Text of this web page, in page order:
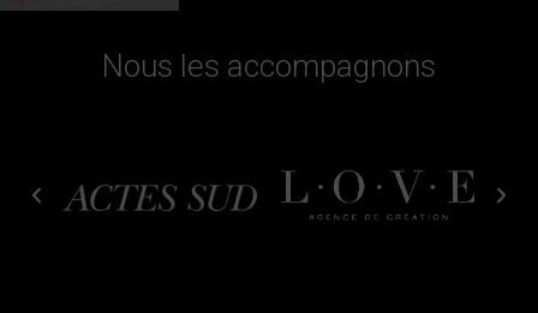
Nous les accompagnons